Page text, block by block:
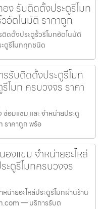
ง รับติดตั้งประตูรีโมท
อัตโนมัติ ราคาถูก
ดตั้งประตูรั้วรีโมทอัตโนมัติ
ะตูรีโมททุกชนิด
รับติดตั้งประตูรีโมท
โมท ครบวงจร ราคา
อมแซม และ จำหน่ายประตู
ราคาถูก พร้อ
งแขม จำหน่ายอะไหล่
ะตูรีโมทครบวงจร
น่ายอะไหล่ประตูรีโมทผ่านร้าน
ท.com — บริการรับต